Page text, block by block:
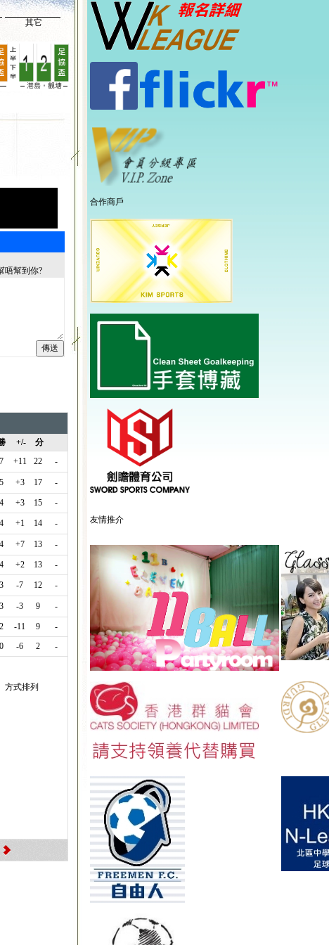
其它
唔幫到你?
+/-
分
7 +11 22 -
5 +3 17 -
4 +3 15 -
4 +1 14 -
4 +7 13 -
4 +2 13 -
3 -7 12 -
3 -3 9 -
2 -11 9
-
0 -6 2 -
式排列
合作商戶
友情推介